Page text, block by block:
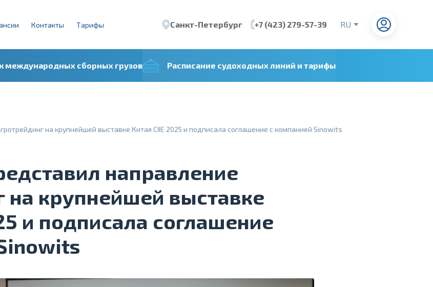
Контакты Тарифы Санкт-Петербург +7 (423) 279-57-39
RU
международных сборных грузов Расписание судоходных линий и тарифы
на крупнейшей выставке Китая CIIE 2025 и подписала соглашение с компанией Sinowits
направление
на крупнейшей выставке
и подписала соглашение